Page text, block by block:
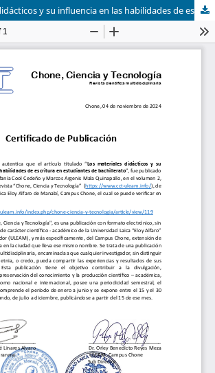
Los materiales didácticos y su influencia en las habilidades de escritura en estudiantes de bachillerato